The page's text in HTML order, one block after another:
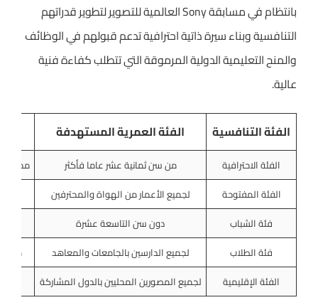
بانتظام في مسابقة Sony العالمية للتصوير لتطوير قدراتهم
التنافسية وبناء سيرة ذاتية احترافية تدعم قبولهم في الوظائف
والمنح التعليمية الدولية المرموقة التي تتطلب كفاءة فنية
عالية.
الفئة التنافسية الفئة العمرية المستهدفة
الفئة الاحترافية من سن ثمانية عشر عاما فأكثر
الفئة المفتوحة
لجميع الأعمار من الهواة والمحترفين
فئة الشباب
دون سن التاسعة عشرة
فئة الطلاب
لجميع الدارسين بالجامعات والمعاهد
الفئة الإقليمية
لجميع المصورين المحليين بالدول المشاركة